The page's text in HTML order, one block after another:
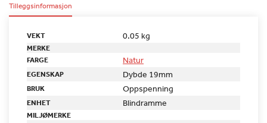
Tilleggsinformasjon
VEKT 0.05 kg
MERKE
FARGE
Natur
EGENSKAP Dybde 19mm
BRUK Oppspenning
ENHET Blindramme
MILJØMERKE